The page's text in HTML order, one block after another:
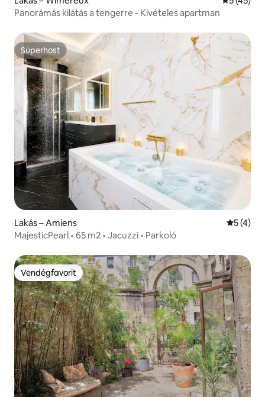
Panorámás kilátás a tengerre - Kivételes apartman
Superhost
Superhost
Lakás – Amiens Átlagos
5 (4)
MajesticPearl • 65 m2 • Jacuzzi • Parkoló
Vendégfavorit
Vendégfavorit